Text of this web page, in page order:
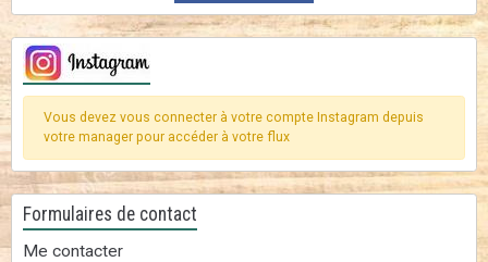
Vous devez vous connecter à votre compte Instagram depuis
votre manager pour accéder à votre flux
Formulaires de contact
Me contacter